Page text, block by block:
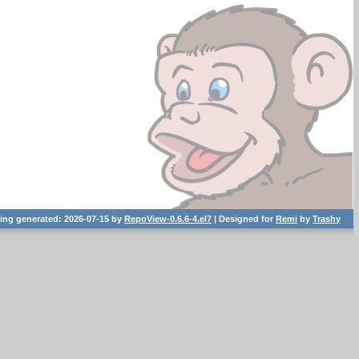
generated: 2026-07-15 by RepoView-0.6.6-4.el7 | Designed forRemi byTrashy